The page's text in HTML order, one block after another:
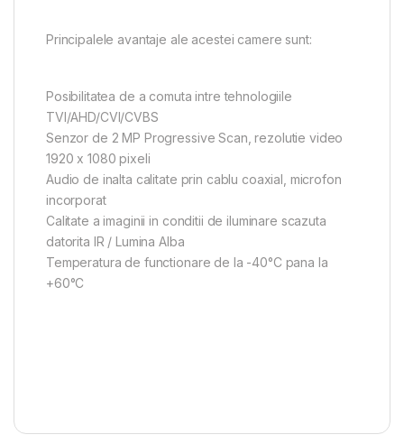
Principalele avantaje ale acestei camere sunt:
Posibilitatea de a comuta intre tehnologiile
TVI/AHD/CVI/CVBS
Senzor de 2 MP Progressive Scan, rezolutie video
1920 x 1080 pixeli
Audio de inalta calitate prin cablu coaxial, microfon
incorporat
Calitate a imaginii in conditii de iluminare scazuta
datorita IR / Lumina Alba
Temperatura de functionare de la -40°C pana la
+60°C